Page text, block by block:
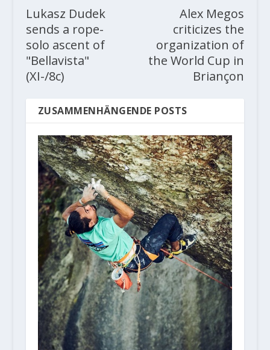
Lukasz Dudek
sends a rope-
solo ascent of
"Bellavista"
(XI-/8c)
Alex Megos
criticizes the
organization of
the World Cup in
Briançon
ZUSAMMENHÄNGENDE POSTS